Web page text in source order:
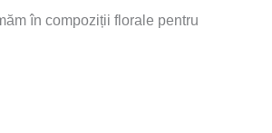
în compoziții florale pentru